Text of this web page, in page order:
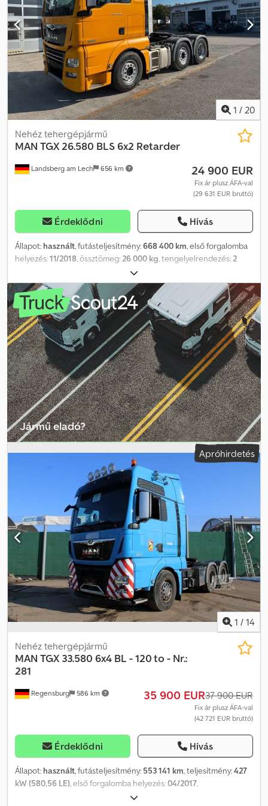
rendszer, tempomat, összkerékhajtás, -- Nyomdai hibák,
tévedések és változtatások jogát fenntartjuk, minta képek --,
További adatok itt: !, További részletek: ! Dkodpszrqi Dsfx Aagjr
1 / 20
Landsberg am Lech 656 km
Nehéz tehergépjármű
MAN TGX 26.580 BLS 6x2 Retarder
24 900 EUR
Fix ár plusz ÁFA-val
(29 631 EUR bruttó)
Érdeklődni Hívás
Állapot: használt, futásteljesítmény:668 400 km, első forgalomba
helyezés:11/2018, össztömeg:26 000 kg, tengelyelrendezés:2
, következő vizsga (TÜV):01/2027
automata, kibocsátási osztály:Euro 6, Önsúly: 8.800 kg A méret:
4.490 mm Tengelytáv: 2.600+1.350 mm Dedpfx Aoy Sd Ehsagjkr
Megengedett vontatási össztömeg: 56 t ZF12 AS Tronic
sebességváltó retarderrel HY 13 tonnás hátsó tengelyek
Légrugós hátsó tengelyek 2. tengely emelőtengely
Differenciálzár Jost 2 colos vonófej 2 fekhely a fülkében Hátsó
munkalámpák Ködlámpás távfények Elektromos ablakemelők
Fűthető és elektromosan állítható tükrök Klímaberendezés
Meleglevegős fűtés Ülésfűtés Légkürt Állóklíma Xenon fényszórók
Adaptív tempomat Sávtartó asszisztens
Jármű eladó?
Létrehozás hirdetés Apróhirdetés
1 / 14
Regensburg 586 km
Nehéz tehergépjármű
MAN TGX 33.580 6x4 BL - 120 to - Nr.:
281
35 900 EUR37 900 EUR
Fix ár plusz ÁFA-val
(42 721 EUR bruttó)
Érdeklődni Hívás
Állapot: használt, futásteljesítmény: 553 141 km, teljesítmény:427
kW (580,56 LE), első forgalomba helyezés:04/2017,
, össztömeg: